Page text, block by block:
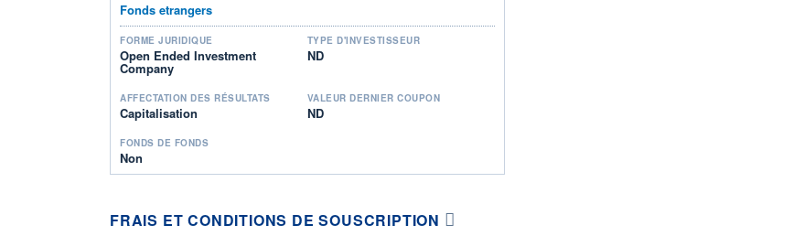
Fonds etrangers
FORME JURIDIQUE
Open Ended Investment
Company
TYPE D'INVESTISSEUR
ND
AFFECTATION DES RÉSULTATS
Capitalisation
VALEUR DERNIER COUPON
ND
FONDS DE FONDS
Non
FRAIS ET CONDITIONS DE SOUSCRIPTION